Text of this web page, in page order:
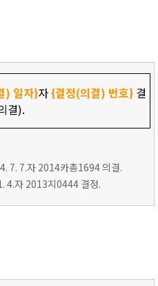
) 일자}자{결정(의결) 번호} 결
결).
7. 7.자 2014카총1694 의결.
4.자 2013지0444 결정.